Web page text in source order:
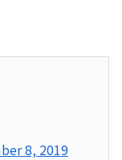
8, 2019